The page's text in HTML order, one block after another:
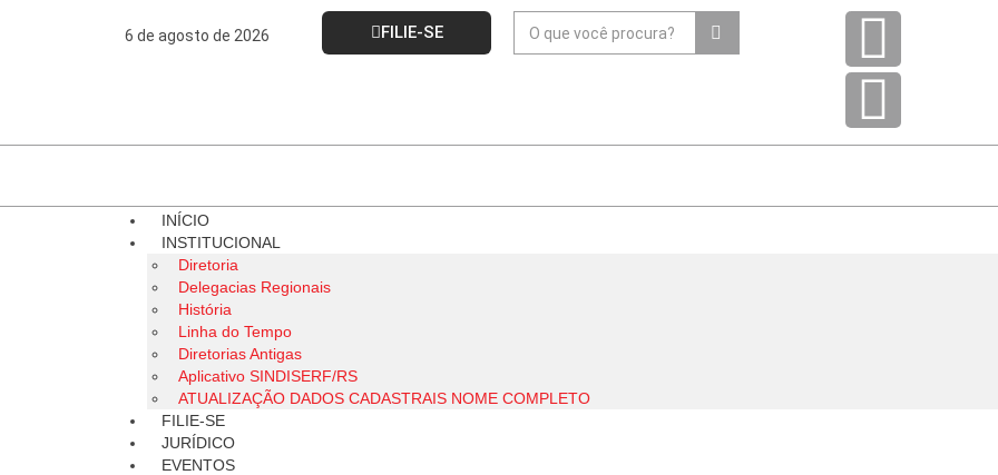
6 de agosto de 2026 FILIE-SE
INÍCIO
INSTITUCIONAL
Diretoria
Delegacias Regionais
História
Linha do Tempo
Diretorias Antigas
Aplicativo SINDISERF/RS
ATUALIZAÇÃO DADOS CADASTRAIS NOME COMPLETO
FILIE-SE
JURÍDICO
EVENTOS